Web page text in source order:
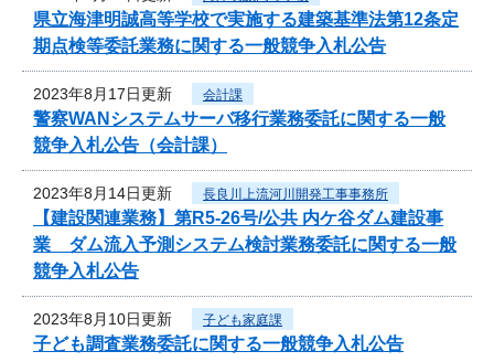
県立海津明誠高等学校で実施する建築基準法第12条定
期点検等委託業務に関する一般競争入札公告
2023年8月17日更新 会計課
警察WANシステムサーバ移行業務委託に関する一般
競争入札公告（会計課）
2023年8月14日更新 長良川上流河川開発工事事務所
【建設関連業務】第R5-26号/公共 内ケ谷ダム建設事
業 ダム流入予測システム検討業務委託に関する一般
競争入札公告
2023年8月10日更新 子ども家庭課
子ども調査業務委託に関する一般競争入札公告